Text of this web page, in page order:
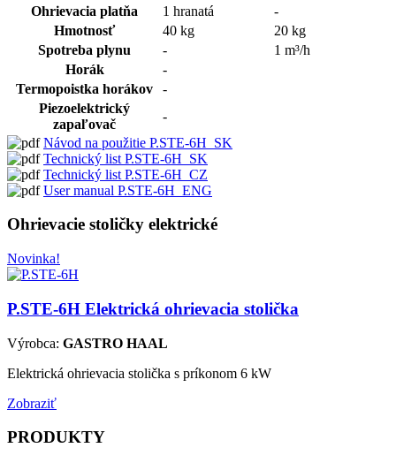
Ohrievacia platňa
1 hranatá
-
Hmotnosť
40 kg
20 kg
Spotreba plynu
-
1 m³/h
Horák
-
Termopoistka horákov
-
Piezoelektrický
zapaľovač
-
Návod na použitie P.STE-6H_SK
Technický list P.STE-6H_SK
Technický list P.STE-6H_CZ
User manual P.STE-6H_ENG
Ohrievacie stoličky elektrické
Novinka!
P.STE-6H Elektrická ohrievacia stolička
Výrobca: GASTRO HAAL
Elektrická ohrievacia stolička s príkonom 6 kW
Zobraziť
PRODUKTY